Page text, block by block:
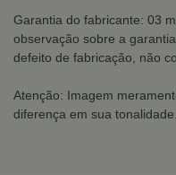
Garantia do fabricante: 03
observação sobre a
defeito de fabricação, não
Atenção: Imagem
diferença em sua tonalidade.